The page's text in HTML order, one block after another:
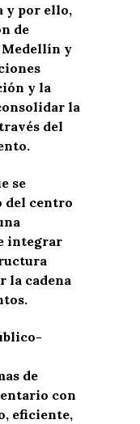
y por ello,
de
y
y la
la
del
se
del centro
integrar
la cadena
de
con
eficiente,